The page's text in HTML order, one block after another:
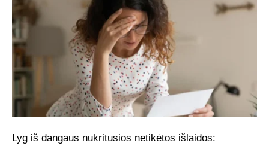
Lyg iš dangaus nukritusios netikėtos išlaidos: